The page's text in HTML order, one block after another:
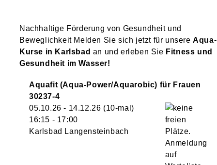
Nachhaltige Förderung von Gesundheit und
Beweglichkeit Melden Sie sich jetzt für unsereAqua-
Kurse in Karlsbad an und erleben Sie Fitness und
Gesundheit im Wasser!
Aquafit (Aqua-Power/Aquarobic) für Frauen
30237-4
05.10.26 - 14.12.26 (10-mal)
16:15 - 17:00
Karlsbad Langensteinbach